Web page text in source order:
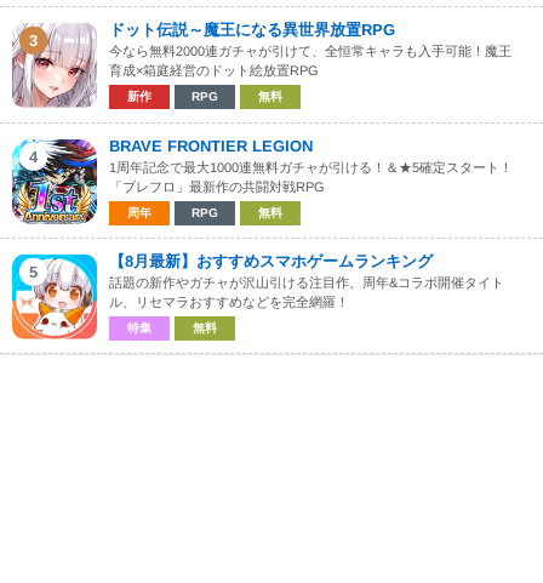
3
ドット伝説～魔王になる異世界放置RPG
今なら無料2000連ガチャが引けて、全恒常キャラも入手可能！魔王
育成×箱庭経営のドット絵放置RPG
新作 RPG 無料
4
BRAVE FRONTIER LEGION
1周年記念で最大1000連無料ガチャが引ける！＆★5確定スタート！
「ブレフロ」最新作の共闘対戦RPG
周年 RPG 無料
5
【8月最新】おすすめスマホゲームランキング
話題の新作やガチャが沢山引ける注目作、周年&コラボ開催タイト
ル、リセマラおすすめなどを完全網羅！
特集 無料